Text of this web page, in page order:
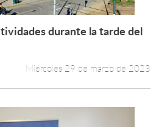
Leer más +
durante la tarde del
Miércoles 29 de marzo de 2023